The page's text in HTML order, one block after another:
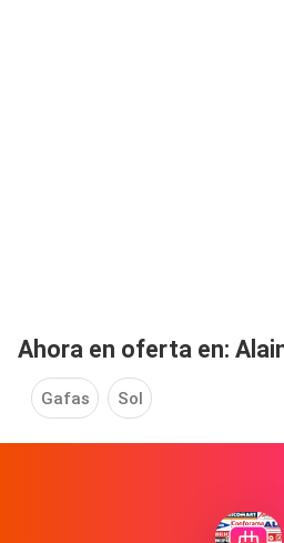
Ahora en oferta en:
Gafas Sol